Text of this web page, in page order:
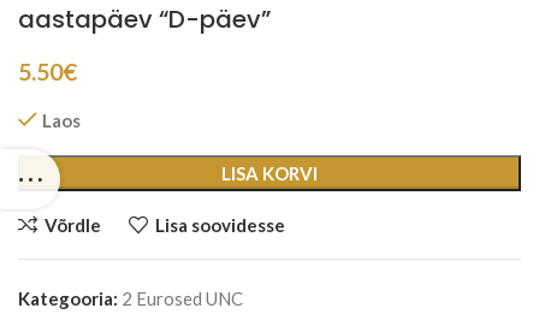
aastapäev “D-päev”
5.50€
Laos
LISA KORVI
Võrdle Lisa soovidesse
Kategooria: 2 Eurosed UNC